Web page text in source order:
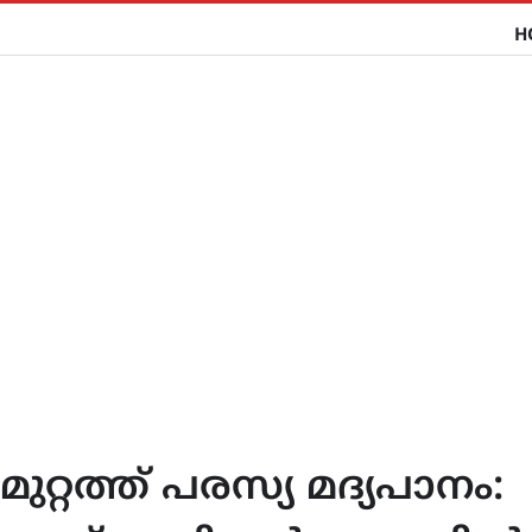
പരസ്യ മദ്യപാനം: